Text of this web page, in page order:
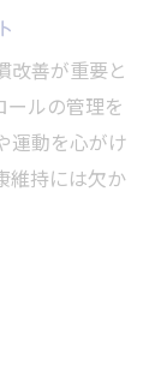
改善が重要と
ルの管理を
運動を心がけ
維持には欠か